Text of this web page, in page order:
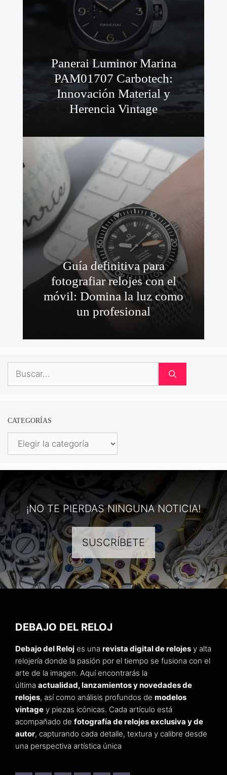
Panerai Luminor Marina
PAM01707 Carbotech:
Innovación Material y
Herencia Vintage
Guía definitiva para
fotografiar relojes con el
móvil: Domina la luz como
un profesional
Buscar:
CATEGORÍAS
Categorías
¡NO TE PIERDAS NINGUNA NOTICIA!
SUSCRÍBETE
DEBAJO DEL RELOJ
Debajo del Reloj es una revista digital de relojes y alta
relojería donde la pasión por el tiempo se fusiona con el
arte de la imagen. Aquí encontrarás la
última actualidad, lanzamientos y novedades de
relojes, así como análisis profundos de modelos
vintage y piezas icónicas. Cada artículo está
acompañado de fotografía de relojes exclusiva y de
autor, capturando cada detalle, textura y calibre desde
una perspectiva artística única